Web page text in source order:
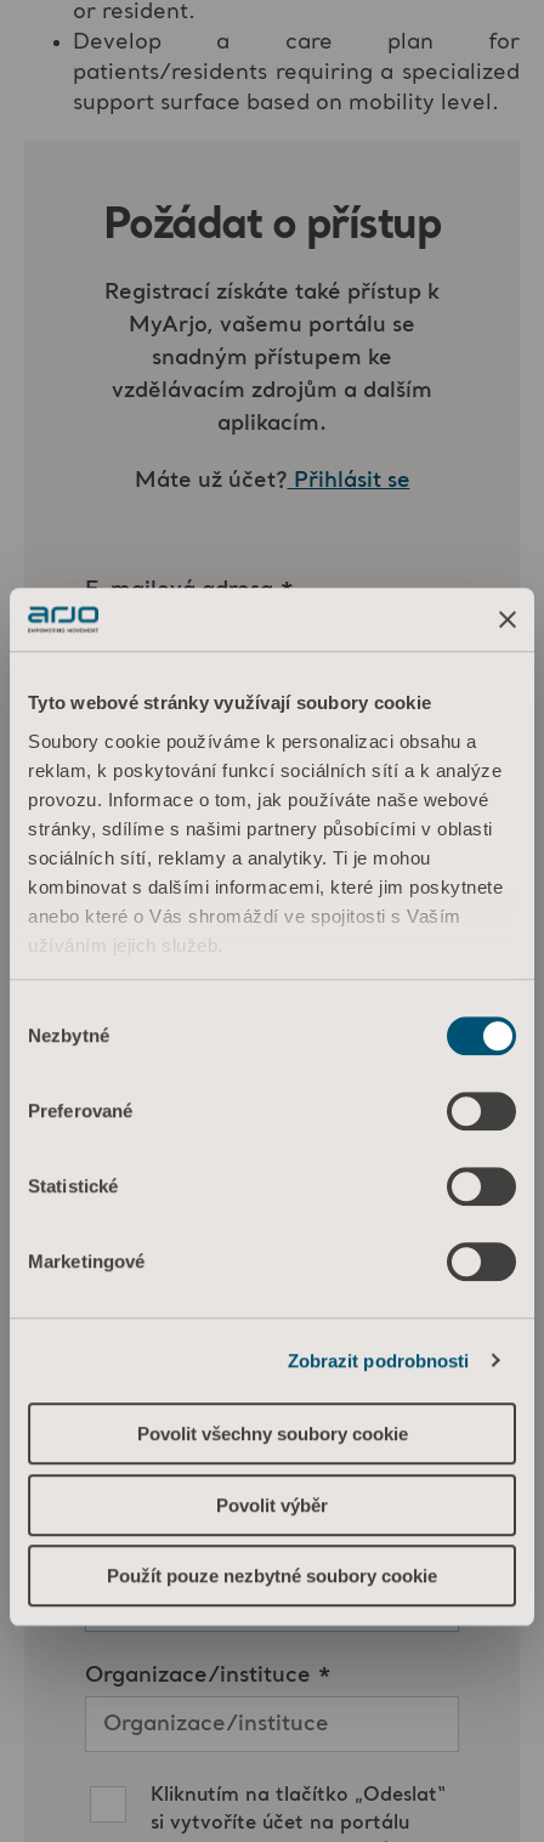
Tyto webové stránky využívají soubory cookie
Soubory cookie používáme k personalizaci obsahu a
reklam, k poskytování funkcí sociálních sítí a k analýze
provozu. Informace o tom, jak používáte naše webové
stránky, sdílíme s našimi partnery působícími v oblasti
sociálních sítí, reklamy a analytiky. Ti je mohou
kombinovat s dalšími informacemi, které jim poskytnete
anebo které o Vás shromáždí ve spojitosti s Vaším
užíváním jejich služeb.
souhlasu
Nezbytné
Preferované
Statistické
Marketingové
Zobrazit podrobnosti
Povolit všechny soubory cookie
Povolit výběr
Použít pouze nezbytné soubory cookie
or resident.
Develop a care plan for
patients/residents requiring a specialized
support surface based on mobility level.